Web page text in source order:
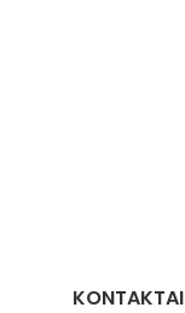
KONTAKTAI